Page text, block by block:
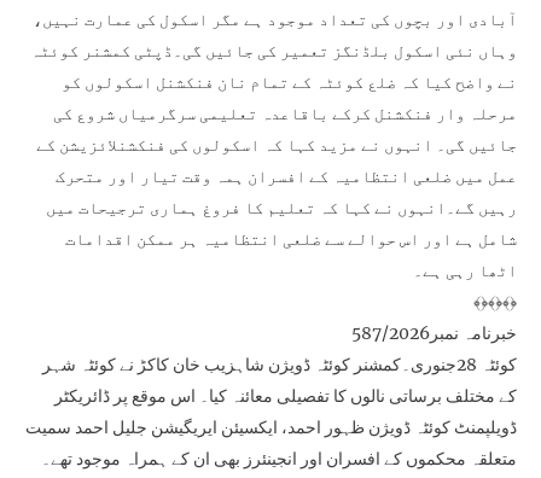
آبادی اور بچوں کی تعداد موجود ہے مگر اسکول کی عمارت نہیں،
وہاں نئی اسکول بلڈنگز تعمیر کی جائیں گی۔ڈپٹی کمشنر کوئٹہ
نے واضح کیا کہ ضلع کوئٹہ کے تمام نان فنکشنل اسکولوں کو
مرحلہ وار فنکشنل کرکے باقاعدہ تعلیمی سرگرمیاں شروع کی
جائیں گی۔ انہوں نے مزید کہا کہ اسکولوں کی فنکشنلائزیشن کے
عمل میں ضلعی انتظامیہ کے افسران ہمہ وقت تیار اور متحرک
رہیں گے۔انہوں نے کہا کہ تعلیم کا فروغ ہماری ترجیحات میں
شامل ہے اور اس حوالے سے ضلعی انتظامیہ ہر ممکن اقدامات
اٹھا رہی ہے۔
﴾﴿﴾﴿﴾﴿
خبرنامہ نمبر587/2026
کوئٹہ 28جنوری۔کمشنر کوئٹہ ڈویژن شاہزیب خان کاکڑ نے کوئٹہ شہر
کے مختلف برساتی نالوں کا تفصیلی معائنہ کیا۔ اس موقع پر ڈائریکٹر
ڈویلپمنٹ کوئٹہ ڈویژن ظہور احمد، ایکسیئن ایریگیشن جلیل احمد سمیت
متعلقہ محکموں کے افسران اور انجینئرز بھی ان کے ہمراہ موجود تھے۔